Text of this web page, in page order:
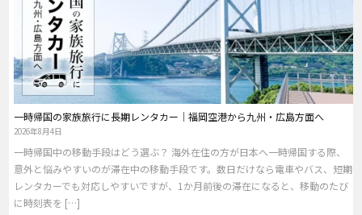
一時帰国の家族旅行に長期レンタカー｜福岡空港から九州・広島方面へ
2026年8月4日
一時帰国中の移動手段はどう選ぶ？ 海外在住の方が日本へ一時帰国する際、
意外と悩みやすいのが滞在中の移動手段です。数日だけなら電車やバス、短期
レンタカーでも対応しやすいですが、1か月前後の滞在になると、移動のたび
に時刻表を […]